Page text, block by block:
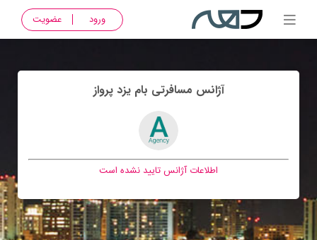
ورود عضویت
آژانس مسافرتی بام يزد پرواز
اطلاعات آژانس تایید نشده است